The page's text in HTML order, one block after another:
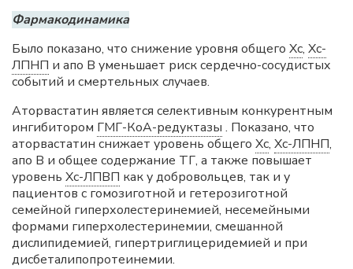
Фармакодинамика
Было показано, что снижение уровня общего Хс, Хс-
ЛПНП и апо В уменьшает риск сердечно-сосудистых
событий и смертельных случаев.
Аторвастатин является селективным конкурентным
ингибитором ГМГ-КоА-редуктазы . Показано, что
аторвастатин снижает уровень общего Хс, Хс-ЛПНП,
апо В и общее содержание ТГ, а также повышает
уровень Хс-ЛПВП как у добровольцев, так и у
пациентов с гомозиготной и гетерозиготной
семейной гиперхолестеринемией, несемейными
формами гиперхолестеринемии, смешанной
дислипидемией, гипертриглицеридемией и при
дисбеталипопротеинемии.